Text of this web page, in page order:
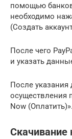
помощью
необходимо
(Создать
После чего
и указать
После
осуществления
Now (Оплатить)».
Скачивание